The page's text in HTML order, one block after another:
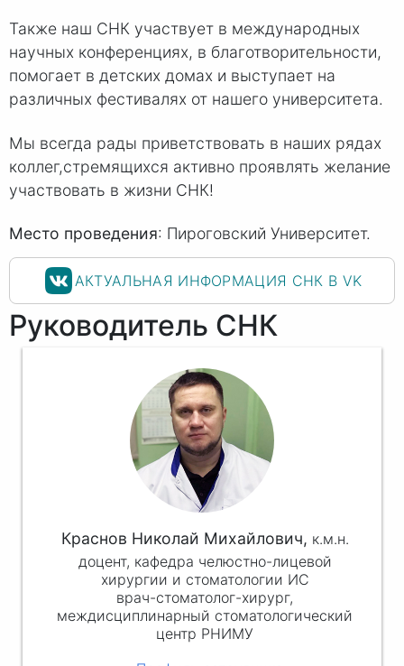
Также наш СНК участвует в международных
научных конференциях, в благотворительности,
помогает в детских домах и выступает на
различных фестивалях от нашего университета.
Мы всегда рады приветствовать в наших рядах
коллег,стремящихся активно проявлять желание
участвовать в жизни СНК!
Место проведения: Пироговский Университет.
АКТУАЛЬНАЯ ИНФОРМАЦИЯ СНК В VK
Руководитель СНК
Краснов Николай Михайлович, к.м.н.
доцент, кафедра челюстно-лицевой
хирургии и стоматологии ИС
врач-стоматолог-хирург,
междисциплинарный стоматологический
центр РНИМУ